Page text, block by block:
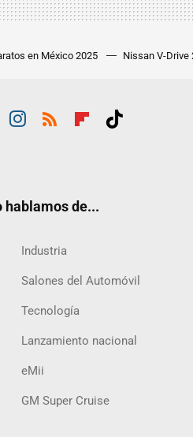
en México 2025 Nissan V-Drive
hablamos de...
Industria
Salones del Automóvil
Tecnología
Lanzamiento nacional
eMii
GM Super Cruise